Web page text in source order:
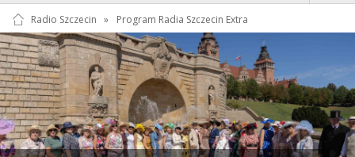
Radio Szczecin » Program Radia Szczecin Extra